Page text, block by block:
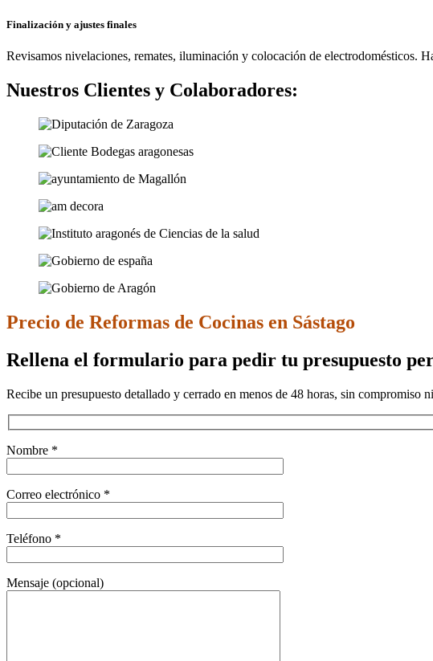
Finalización y ajustes finales
Revisamos nivelaciones, remates, iluminación y colocación de electrodomésticos.
Nuestros Clientes y Colaboradores:
Precio de Reformas de Cocinas en Sástago
Rellena el formulario para pedir tu presupuesto
Recibe un presupuesto detallado y cerrado en menos de 48 horas, sin compromiso
Nombre *
Correo electrónico *
Teléfono *
Mensaje (opcional)